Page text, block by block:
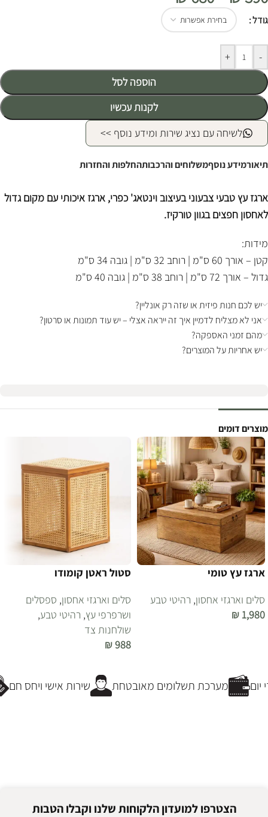
גודל
-
+
הוספה לסל
לקנות עכשיו
Alternative:
לשיחה עם נציג שירות ומידע נוסף >>
תיאורמידע נוסףמשלוחים והרכבותהחלפות והחזרות
ארגז עץ טבעי צבעוני בעיצוב וינטאג' כפרי, ארגז איכותי עם מקום גדול
לאחסון חפצים בגוון טורקיז.
מידות:
קטן – אורך 60 ס"מ | רוחב 32 ס"מ | גובה 34 ס"מ
גדול – אורך 72 ס"מ | רוחב 38 ס"מ | גובה 40 ס"מ
יש לכם חנות פיזית או שזה רק אונליין?
אני לא מצליח לדמיין איך זה ייראה אצלי – יש עוד תמונות או סרטון?
מהם זמני האספקה?
יש אחריות על המוצרים?
מוצרים דומים
ארגז עץ טומי
סלים וארגזי אחסון, רהיטי טבע
₪ 1,980
סטול ראטן קומודו
סלים וארגזי אחסון, ספסלים
ושרפרפי עץ, רהיטי טבע,
שולחנות צד
₪988
שירות אישי ויחס חם מערכת תשלומים מאובטחת
הצטרפו למועדון הלקוחות שלנו וקבלו הטבות